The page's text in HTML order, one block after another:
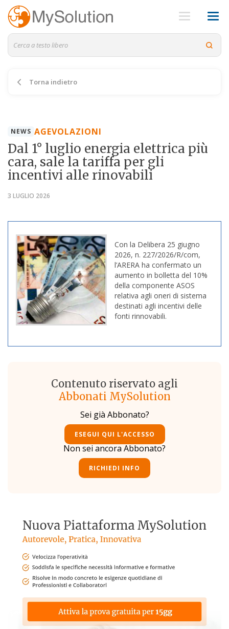
Torna indietro
NEWS AGEVOLAZIONI
Dal 1° luglio energia elettrica più
cara, sale la tariffa per gli
incentivi alle rinovabili
3 LUGLIO 2026
Con la Delibera 25 giugno
2026, n. 227/2026/R/com,
l’ARERA ha confermato un
aumento in bolletta del 10%
della componente ASOS
relativa agli oneri di sistema
destinati agli incentivi delle
fonti rinnovabili.
Contenuto riservato agli
Abbonati MySolution
Sei già Abbonato?
ESEGUI QUI L'ACCESSO
Non sei ancora Abbonato?
RICHIEDI INFO